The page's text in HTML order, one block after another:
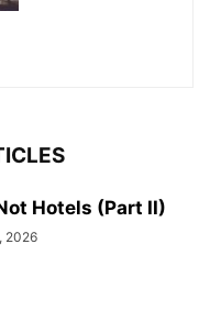
Hotels (Part II)
2026